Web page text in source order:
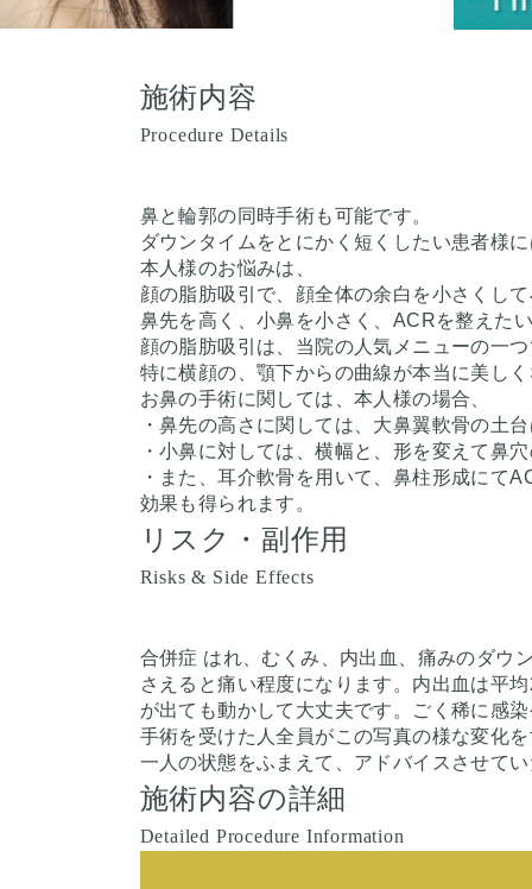
施術内容
Procedure Details
鼻と輪郭の同時手術も可能です。
ダウンタイムをとにかく短くしたい患者様
本人様のお悩みは、
顔の脂肪吸引で、顔全体の余白を小さくし
鼻先を高く、小鼻を小さく、ACRを整えた
顔の脂肪吸引は、当院の人気メニューの一
特に横顔の、顎下からの曲線が本当に美し
お鼻の手術に関しては、本人様の場合、
・鼻先の高さに関しては、大鼻翼軟骨の土
・小鼻に対しては、横幅と、形を変えて鼻
・また、耳介軟骨を用いて、鼻柱形成にて
効果も得られます。
リスク・副作用
Risks & Side Effects
合併症 はれ、むくみ、内出血、痛みのダウ
さえると痛い程度になります。内出血は平
が出ても動かして大丈夫です。ごく稀に感
手術を受けた人全員がこの写真の様な変化
一人の状態をふまえて、アドバイスさせて
施術内容の詳細
Detailed Procedure Information